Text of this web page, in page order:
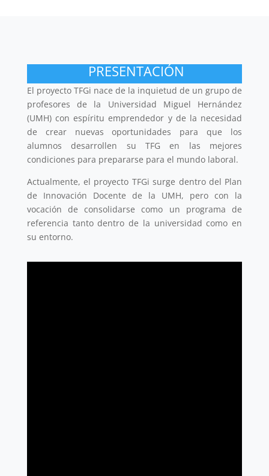
PRESENTACIÓN
El proyecto TFGi nace de la inquietud de un grupo de
profesores de la Universidad Miguel Hernández
(UMH) con espíritu emprendedor y de la necesidad
de crear nuevas oportunidades para que los
alumnos desarrollen su TFG en las mejores
condiciones para prepararse para el mundo laboral.
Actualmente, el proyecto TFGi surge dentro del Plan
de Innovación Docente de la UMH, pero con la
vocación de consolidarse como un programa de
referencia tanto dentro de la universidad como en
su entorno.